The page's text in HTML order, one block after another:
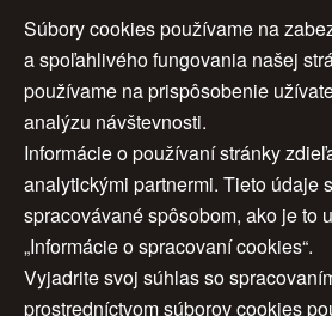
Úvod | O nás |
Súbory cookies používame na
a spoľahlivého fungovania našej
používame na prispôsobenie
analýzu návštevnosti.
Informácie o používaní stránky
analytickými partnermi. Tieto údaje
spracovávané spôsobom, ako je to
„Informácie o spracovaní cookies“.
Vyjadrite svoj súhlas so
prostredníctvom súborov cookies